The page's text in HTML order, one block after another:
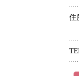
住